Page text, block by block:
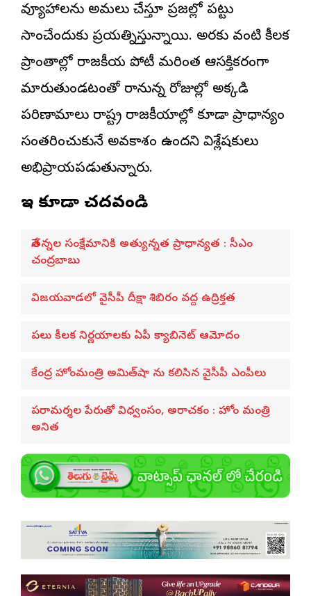
వ్యూహాలను అమలు చేస్తూ ప్రజల్లో పట్టు
సాధించేందుకు ప్రయత్నిస్తున్నాయి. అరకు వంటి కీలక
ప్రాంతాల్లో రాజకీయ పోటీ మరింత ఆసక్తికరంగా
మారుతుండటంతో రానున్న రోజుల్లో అక్కడి
పరిణామాలు రాష్ట్ర రాజకీయాల్లో కూడా ప్రాధాన్యం
సంతరించుకునే అవకాశం ఉందని విశ్లేషకులు
అభిప్రాయపడుతున్నారు.
ఇవి కూడా చదవండి
నేతన్నల సంక్షేమానికి అత్యున్నత ప్రాధాన్యత : సీఎం
చంద్రబాబు
విజయవాడలో వైసీపీ దీక్షా శిబిరం వద్ద ఉద్రిక్తత
పలు కీలక నిర్ణయాలకు ఏపీ క్యాబినెట్ ఆమోదం
కేంద్ర హోంమంత్రి అమిత్‌షా ను కలిసిన వైసీపీ ఎంపీలు
పరామర్శల పేరుతో విధ్వంసం, అరాచకం : హోం మంత్రి
అనిత